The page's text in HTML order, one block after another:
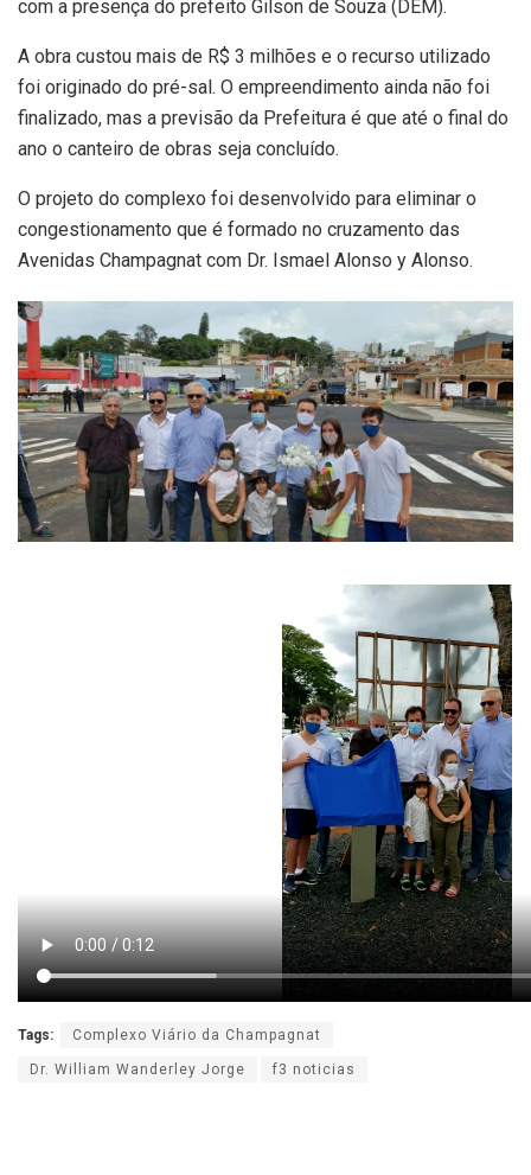
com a presença do prefeito Gilson de Souza (DEM).
A obra custou mais de R$ 3 milhões e o recurso utilizado
foi originado do pré-sal. O empreendimento ainda não foi
finalizado, mas a previsão da Prefeitura é que até o final do
ano o canteiro de obras seja concluído.
O projeto do complexo foi desenvolvido para eliminar o
congestionamento que é formado no cruzamento das
Avenidas Champagnat com Dr. Ismael Alonso y Alonso.
Tags: Complexo Viário da Champagnat
Dr. William Wanderley Jorge f3 noticias